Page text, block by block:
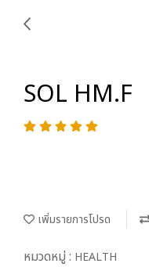
SOL HM.F
เพิ่มรายการโปรด
หมวดหมู่ : HEALTH